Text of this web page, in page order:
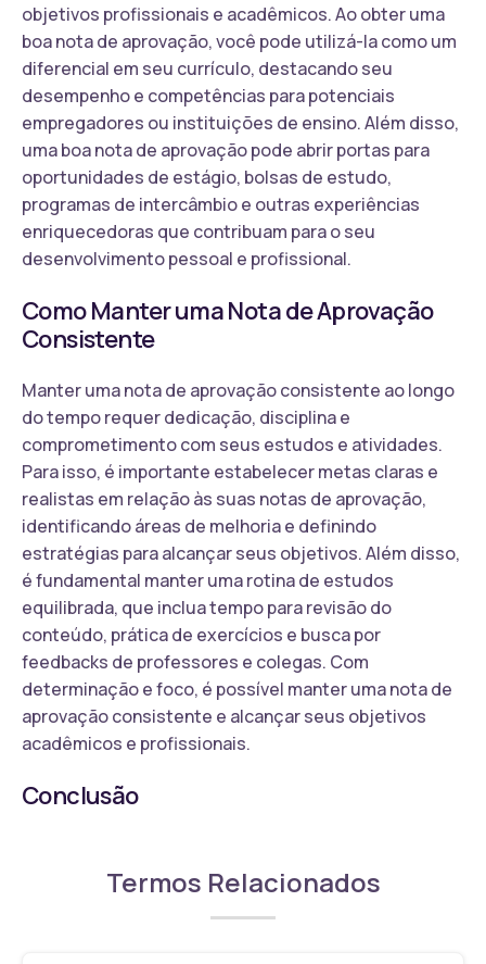
objetivos profissionais e acadêmicos. Ao obter uma
boa nota de aprovação, você pode utilizá-la como um
diferencial em seu currículo, destacando seu
desempenho e competências para potenciais
empregadores ou instituições de ensino. Além disso,
uma boa nota de aprovação pode abrir portas para
oportunidades de estágio, bolsas de estudo,
programas de intercâmbio e outras experiências
enriquecedoras que contribuam para o seu
desenvolvimento pessoal e profissional.
Como Manter uma Nota de Aprovação
Consistente
Manter uma nota de aprovação consistente ao longo
do tempo requer dedicação, disciplina e
comprometimento com seus estudos e atividades.
Para isso, é importante estabelecer metas claras e
realistas em relação às suas notas de aprovação,
identificando áreas de melhoria e definindo
estratégias para alcançar seus objetivos. Além disso,
é fundamental manter uma rotina de estudos
equilibrada, que inclua tempo para revisão do
conteúdo, prática de exercícios e busca por
feedbacks de professores e colegas. Com
determinação e foco, é possível manter uma nota de
aprovação consistente e alcançar seus objetivos
acadêmicos e profissionais.
Conclusão
Termos Relacionados